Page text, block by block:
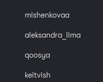
mishenkovaa
aleksandra_lima
qoosya
keitvish